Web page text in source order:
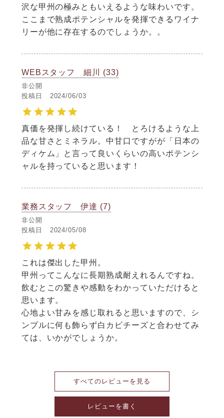
沢な甲州の極みともいえるような味わいです。
ここまで熟成ポテンシャルを発揮できるワイナ
リーが他に存在するのでしょうか。。
WEBスタッフ 細川 33
非公開
投稿日
2024/06/03
真価を発揮し続けている！　とろけるような上
品な甘さとミネラル。中甘口ですがが「日本の
ディケム」と言って良いくらいの高いポテンシ
ャルを持っていると思います！
業務スタッフ 伊達 7
非公開
投稿日
2024/05/08
これは傑出した甲州。
甲州ってこんなに長期熟成耐えれるんですね。
飲むとこの驚きや感動をわかっていただけると
思います。
心地よい甘みを感じ取れると思いますので、シ
ンプルに何も飾らず白カビチーズと合わせてみ
ては、いかがでしょうか。
すべてのレビューを見る
レビューを書く